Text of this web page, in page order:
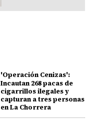
'Operación Cenizas':
Incautan 268 pacas de
cigarrillos ilegales y
capturan a tres personas
en La Chorrera